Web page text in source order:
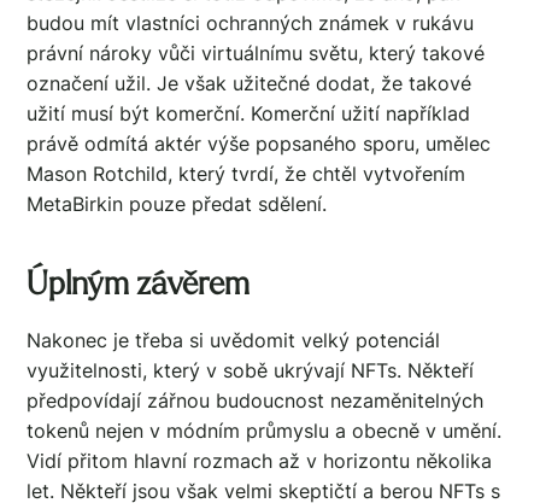
budou mít vlastníci ochranných známek v rukávu
právní nároky vůči virtuálnímu světu, který takové
označení užil. Je však užitečné dodat, že takové
užití musí být komerční. Komerční užití například
právě odmítá aktér výše popsaného sporu, umělec
Mason Rotchild, který tvrdí, že chtěl vytvořením
MetaBirkin pouze předat sdělení.
Úplným závěrem
Nakonec je třeba si uvědomit velký potenciál
využitelnosti, který v sobě ukrývají NFTs. Někteří
předpovídají zářnou budoucnost nezaměnitelných
tokenů nejen v módním průmyslu a obecně v umění.
Vidí přitom hlavní rozmach až v horizontu několika
let. Někteří jsou však velmi skeptičtí a berou NFTs s